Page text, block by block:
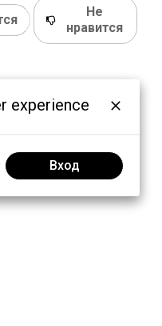
Не
нравится
experience
Вход